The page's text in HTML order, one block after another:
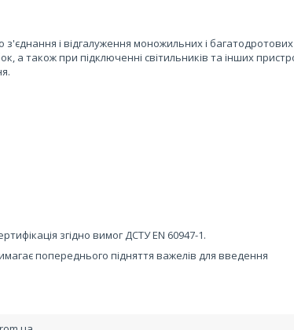
і відгалуження моножильних і багатодротових
а також при підключенні світильників та інших
згідно вимог ДСТУ EN 60947-1.
попереднього підняття важелів для введення